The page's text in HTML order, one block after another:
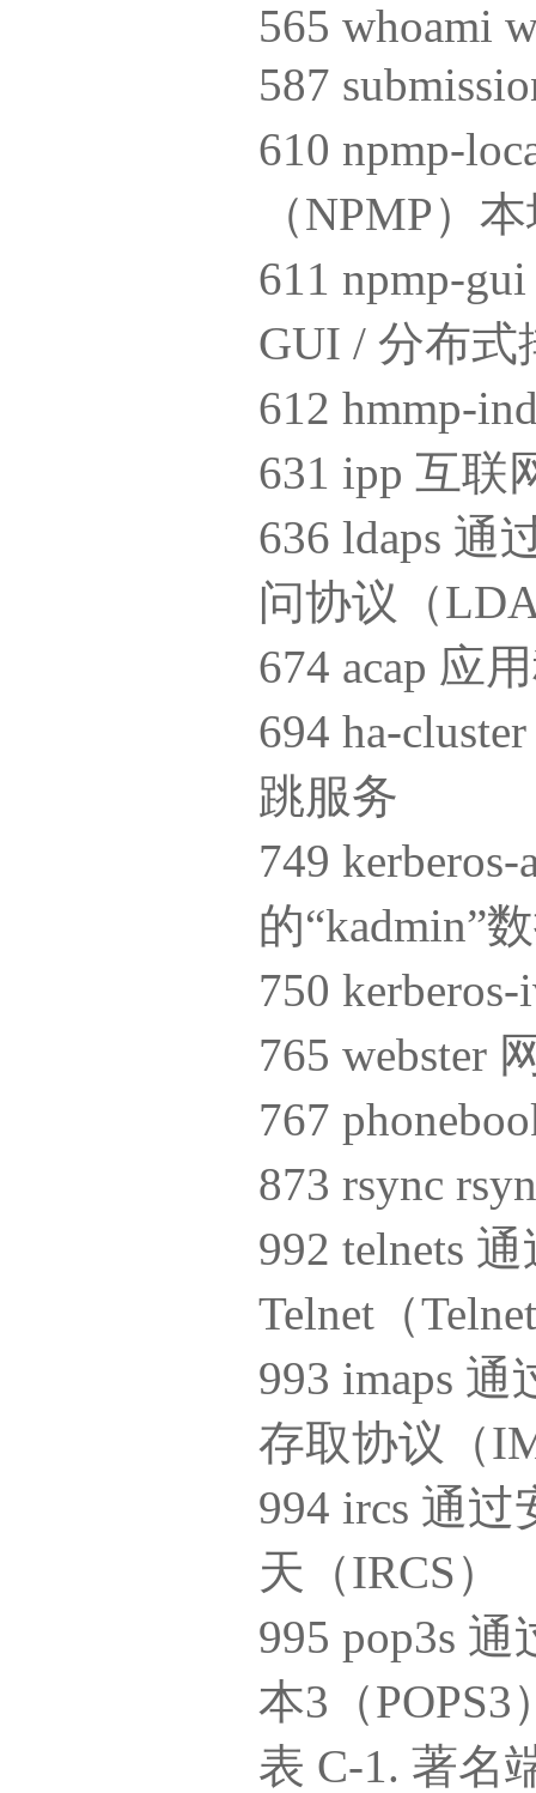
565 whoami
587
610 npmp-
（NPMP）
611 npmp-
GUI / 分布
612 hmmp-
631 ipp 互联
636 ldaps 通
问协议（
674 acap 应
694 ha-
跳服务
749
的“kadmin”
750
765 webster
767
873 rsync
992 telnets
Telnet（
993 imaps
存取协议（
994 ircs 通
天（IRCS）
995 pop3s
本3（POPS3
表 C-1. 著名